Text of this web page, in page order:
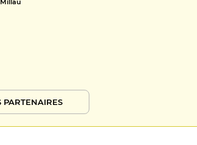
Millau
PARTENAIRES